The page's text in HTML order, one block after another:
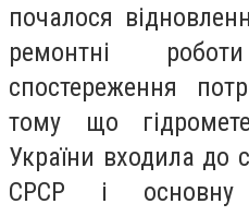
почалося
ремонтні
спостереження
тому що
України входила до
СРСР і основну